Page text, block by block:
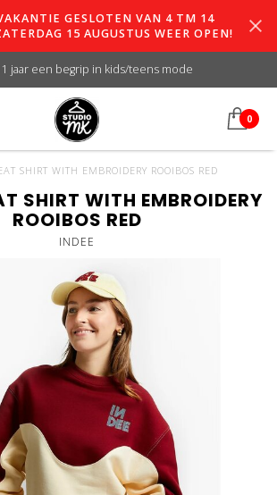
GESLOTEN VAN 4 TM 14
15 AUGUSTUS WEER OPEN!
jaar een begrip in kids/teens mode
0
SHIRT WITH EMBROIDERY ROOIBOS RED
SHIRT WITH EMBROIDERY
ROOIBOS RED
INDEE